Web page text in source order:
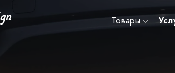
Товары